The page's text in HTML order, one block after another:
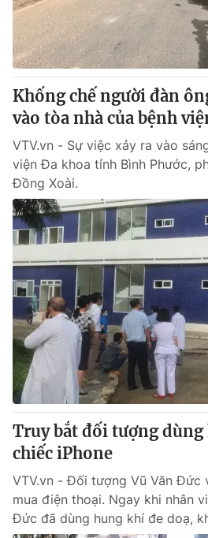
Sản phẩm
Thị trường
Tư vấn
Lịch phát sóng
Chuyên mục khác
Emagazine
Photo
Video
VTV Money VTV
VTV Sức khoẻ Bất
Thị trường 24h Tấm
VTV4 Vươn
VTV9 VTV8
Liên hệ tòa soạn
Khống chế người đàn
vào tòa nhà của bệnh
VTV.vn - Sự việc xảy ra vào
viện Đa khoa tỉnh Bình Phước,
Đồng Xoài.
Truy bắt đối tượng
chiếc iPhone
VTV.vn - Đối tượng Vũ Văn Đức
mua điện thoại. Ngay khi nhân
Đức đã dùng hung khí đe doạ,